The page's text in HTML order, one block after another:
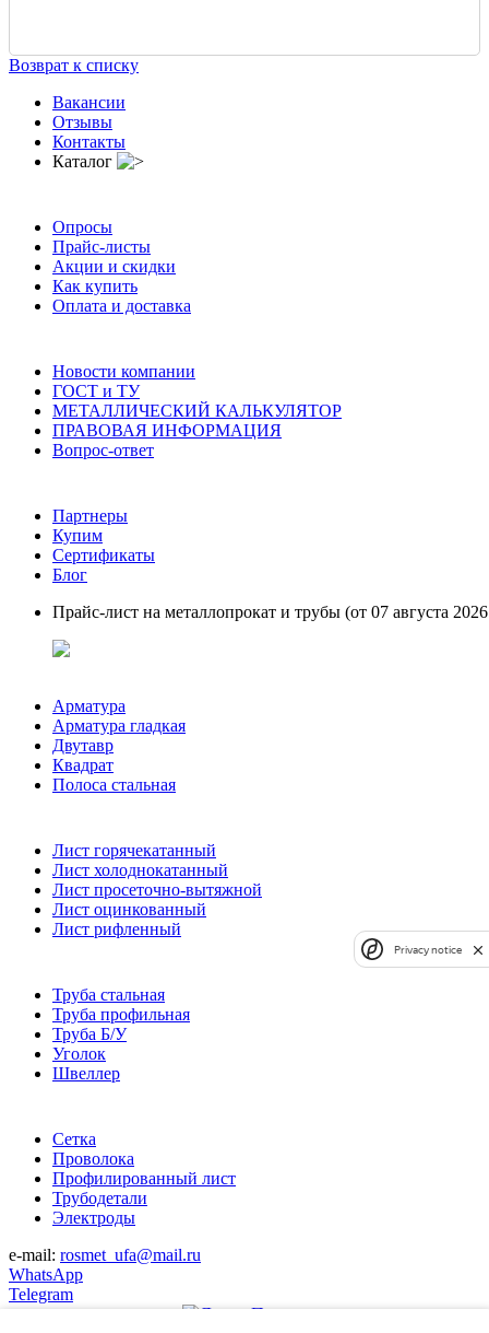
Возврат к списку
Вакансии
Отзывы
Контакты
Каталог
Опросы
Прайс-листы
Акции и скидки
Как купить
Оплата и доставка
Новости компании
ГОСТ и ТУ
МЕТАЛЛИЧЕСКИЙ КАЛЬКУЛЯТОР
ПРАВОВАЯ ИНФОРМАЦИЯ
Вопрос-ответ
Партнеры
Купим
Сертификаты
Блог
Прайс-лист на металлопрокат и трубы (от 07 августа 2026
Арматура
Арматура гладкая
Двутавр
Квадрат
Полоса стальная
Лист горячекатанный
Лист холоднокатанный
Лист просеточно-вытяжной
Лист оцинкованный
Лист рифленный
Труба стальная
Труба профильная
Труба Б/У
Уголок
Швеллер
Сетка
Проволока
Профилированный лист
Трубодетали
Электроды
e-mail: rosmet_ufa@mail.ru
WhatsApp
Telegram
Privacy notice